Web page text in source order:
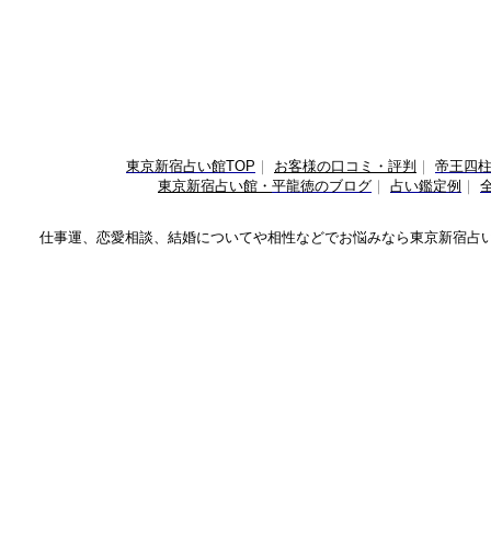
東京新宿占い館TOP ｜ お客様の口コミ・評判 ｜ 帝王四
東京新宿占い館・ 平龍徳のブログ ｜ 占い鑑定例 ｜
仕事運、恋愛相談、結婚についてや相性などでお悩みなら東京新宿占